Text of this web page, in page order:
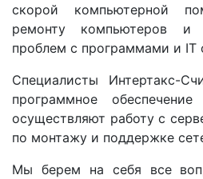
скорой компьютерной
ремонту компьютеров и
проблем с программами и IT
Специалисты Интертакс-
программное
осуществляют работу с
по монтажу и поддержке
Мы берем на себя все